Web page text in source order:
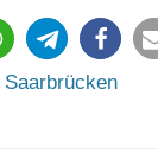
452
Saarbrücken